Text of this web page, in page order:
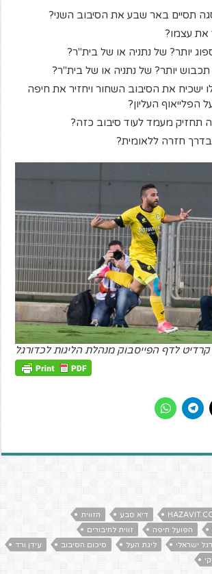
תסיים באר שבע את הסיבוב השני?
את עצמו?
יותר? של נתניה או של בית"ר?
יותר? של נתניה או של בית"ר?
ישכיח את הסיבוב השחור ויחזיר את חיפה
העליון?
תחזיק מעמד לעוד סיבוב כזה?
חזרה ללאומית?
קרדיט לדף הפייסבוק מנהלת הליגות לכדורגל
דיא סבע
הזווית
הפועל חיפה
זווית לחיבורים
ישראלי ליגת העל סיכום הסיבוב
עידן ורד